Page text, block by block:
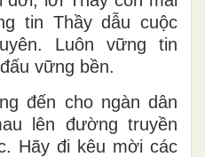
tin Thầy dẫu cuộc
Luôn vững tin
vững bền.
đến cho ngàn dân
lên đường truyền
Hãy đi kêu mời các